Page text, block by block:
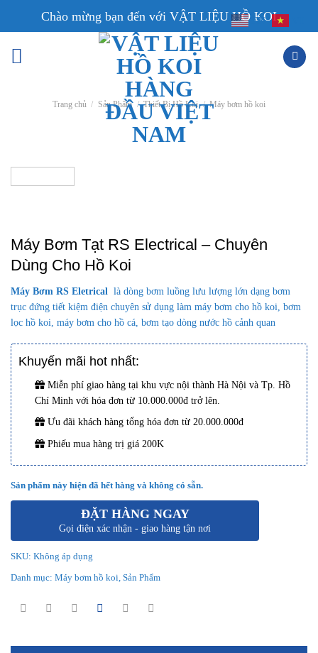
Chào mừng bạn đến với VẬT LIỆU HỒ KOI
Trang chủ / Sản Phẩm / Thiết Bị Hồ Koi / Máy bơm hồ koi
Máy Bơm Tạt RS Electrical – Chuyên
Dùng Cho Hồ Koi
Máy Bơm RS Eletrical
là dòng bơm luồng lưu lượng lớn dạng bơm
trục đứng tiết kiệm điện chuyên sử dụng làm máy bơm cho hồ koi, bơm
lọc hồ koi, máy bơm cho hồ cá, bơm tạo dòng nước hồ cảnh quan
Khuyến mãi hot nhất:
Miễn phí giao hàng tại khu vực nội thành Hà Nội và Tp. Hồ
Chí Minh với hóa đơn từ 10.000.000đ trở lên.
Ưu đãi khách hàng tổng hóa đơn từ 20.000.000đ
Phiếu mua hàng trị giá 200K
Sản phẩm này hiện đã hết hàng và không có sẵn.
ĐẶT HÀNG NGAY
Gọi điện xác nhận - giao hàng tận nơi
SKU: Không áp dụng
Danh mục: Máy bơm hồ koi, Sản Phẩm
EN